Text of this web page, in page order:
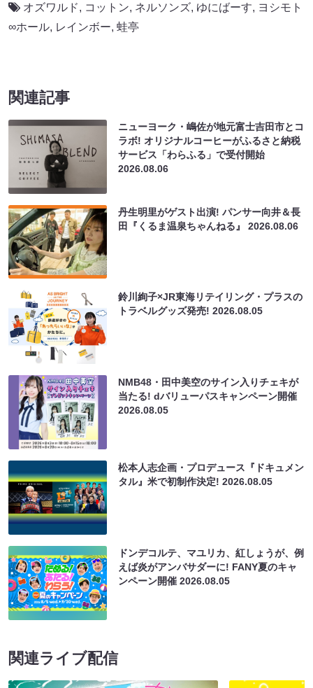
オズワルド, コットン, ネルソンズ, ゆにばーす, ヨシモト
∞ホール, レインボー, 蛙亭
関連記事
ニューヨーク・嶋佐が地元富士吉田市とコ
ラボ! オリジナルコーヒーがふるさと納税
サービス「わらふる」で受付開始
2026.08.06
丹生明里がゲスト出演! パンサー向井＆長
田『くるま温泉ちゃんねる』2026.08.06
鈴川絢子×JR東海リテイリング・プラスの
トラベルグッズ発売!2026.08.05
NMB48・田中美空のサイン入りチェキが
当たる! dバリューパスキャンペーン開催
2026.08.05
松本人志企画・プロデュース『ドキュメン
タル』米で初制作決定!2026.08.05
ドンデコルテ、マユリカ、紅しょうが、例
えば炎がアンバサダーに! FANY夏のキャ
ンペーン開催2026.08.05
関連ライブ配信